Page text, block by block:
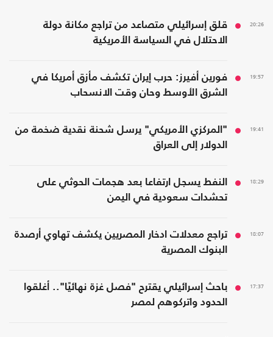
20:26
قلق إسرائيلي متصاعد من تراجع مكانة دولة
الاحتلال في السياسة الأمريكية
19:57
فورين أفيرز: حرب إيران تكشف مأزق أمريكا في
الشرق الأوسط وحان وقت الانسحاب
19:41
"المركزي الأمريكي" يرسل شحنة نقدية ضخمة من
الدولار إلى العراق
18:29
النفط يسجل ارتفاعا بعد هجمات الحوثي على
تحشدات سعودية في اليمن
18:07
تراجع معدلات ادخار المصريين يكشف تهاوي أرصدة
البنوك المصرية
17:37
باحث إسرائيلي يقترح "فصل غزة نهائيًا".. أغلقوا
الحدود واتركوهم لمصر